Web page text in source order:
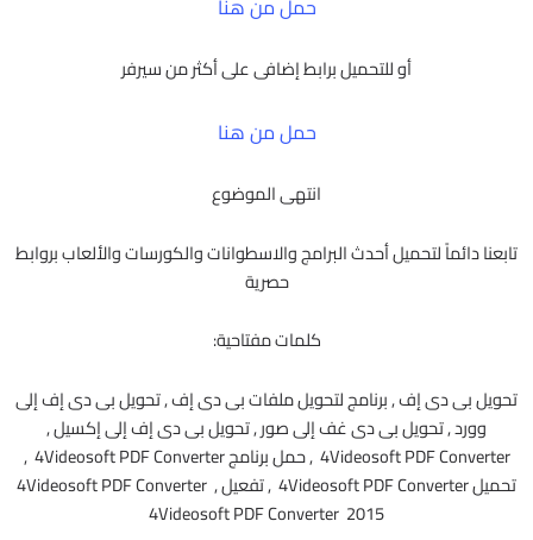
أو للتحميل برابط إضافى على أكثر من سيرفر
حمل من هنا
انتهى الموضوع
تابعنا دائماً لتحميل أحدث البرامج والاسطوانات والكورسات والألعاب بروابط
حصرية
كلمات مفتاحية:
تحويل بى دى إف , برنامج لتحويل ملفات بى دى إف , تحويل بى دى إف إلى
وورد , تحويل بى دى غف إلى صور , تحويل بى دى إف إلى إكسيل ,
4Videosoft PDF Converter , حمل برنامج 4Videosoft PDF Converter ,
تحميل 4Videosoft PDF Converter , تفعيل 4Videosoft PDF Converter ,
4Videosoft PDF Converter 2015